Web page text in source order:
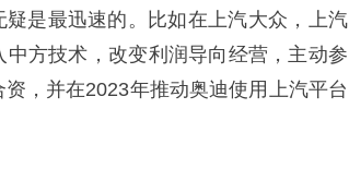
是最迅速的。比如在上汽大众，上汽
方技术，改变利润导向经营，主动参
，并在2023年推动奥迪使用上汽平台